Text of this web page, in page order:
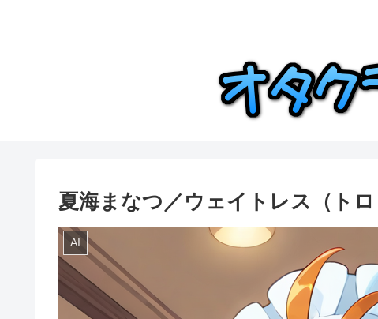
夏海まなつ／ウェイトレス（ト
AI